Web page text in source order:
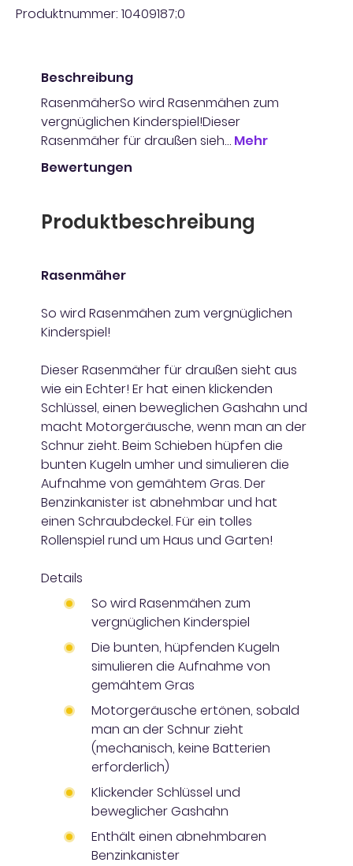
Produktnummer: 10409187;0
Beschreibung
RasenmäherSo wird Rasenmähen zum
vergnüglichen Kinderspiel!Dieser
Rasenmäher für draußen sieh… Mehr
Bewertungen
Produktbeschreibung
Rasenmäher
So wird Rasenmähen zum vergnüglichen
Kinderspiel!
Dieser Rasenmäher für draußen sieht aus
wie ein Echter! Er hat einen klickenden
Schlüssel, einen beweglichen Gashahn und
macht Motorgeräusche, wenn man an der
Schnur zieht. Beim Schieben hüpfen die
bunten Kugeln umher und simulieren die
Aufnahme von gemähtem Gras. Der
Benzinkanister ist abnehmbar und hat
einen Schraubdeckel. Für ein tolles
Rollenspiel rund um Haus und Garten!
Details
So wird Rasenmähen zum
vergnüglichen Kinderspiel
Die bunten, hüpfenden Kugeln
simulieren die Aufnahme von
gemähtem Gras
Motorgeräusche ertönen, sobald
man an der Schnur zieht
(mechanisch, keine Batterien
erforderlich)
Klickender Schlüssel und
beweglicher Gashahn
Enthält einen abnehmbaren
Benzinkanister